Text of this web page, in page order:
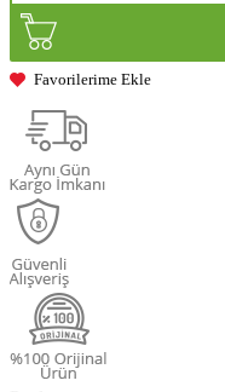
Favorilerime Ekle